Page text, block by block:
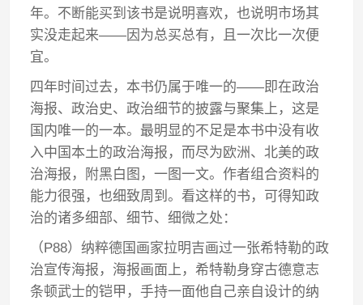
年。不断能买到该书是说明喜欢，也说明市场其
实没走起来——因为总买总有，且一次比一次便
宜。
四年时间过去，本书仍属于唯一的——即在政治
海报、政治史、政治细节的披露与聚集上，这是
国内唯一的一本。最明显的不足是本书中没有收
入中国本土的政治海报，而尽为欧洲、北美的政
治海报，附黑白图，一图一文。作者组合资料的
能力很强，也细致周到。看这样的书，可得知政
治的诸多细部、细节、细微之处：
（P88）纳粹德国画家拉明吉画过一张希特勒的政
治宣传海报，海报画面上，希特勒身穿古德意志
条顿武士的铠甲，手持一面他自己亲自设计的纳